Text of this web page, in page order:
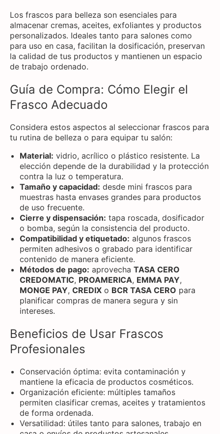
Los frascos para belleza son esenciales para
almacenar cremas, aceites, exfoliantes y productos
personalizados. Ideales tanto para salones como
para uso en casa, facilitan la dosificación, preservan
la calidad de tus productos y mantienen un espacio
de trabajo ordenado.
Guía de Compra: Cómo Elegir el
Frasco Adecuado
Considera estos aspectos al seleccionar frascos para
tu rutina de belleza o para equipar tu salón:
Material: vidrio, acrílico o plástico resistente. La
elección depende de la durabilidad y la protección
contra la luz o temperatura.
Tamaño y capacidad: desde mini frascos para
muestras hasta envases grandes para productos
de uso frecuente.
Cierre y dispensación: tapa roscada, dosificador
o bomba, según la consistencia del producto.
Compatibilidad y etiquetado: algunos frascos
permiten adhesivos o grabado para identificar
contenido de manera eficiente.
Métodos de pago: aprovecha TASA CERO
CREDOMATIC, PROAMERICA, EMMA PAY,
MONGE PAY, CREDIX o BCR TASA CERO para
planificar compras de manera segura y sin
intereses.
Beneficios de Usar Frascos
Profesionales
Conservación óptima: evita contaminación y
mantiene la eficacia de productos cosméticos.
Organización eficiente: múltiples tamaños
permiten clasificar cremas, aceites y tratamientos
de forma ordenada.
Versatilidad: útiles tanto para salones, trabajo en